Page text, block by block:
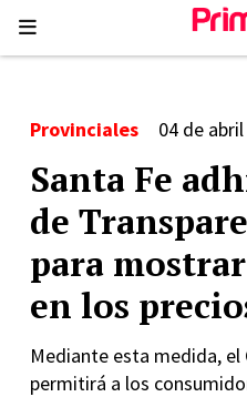
Santa Fe
de
para
en los
Mediante esta medida, el
permitirá a los
Provinciales 04 de